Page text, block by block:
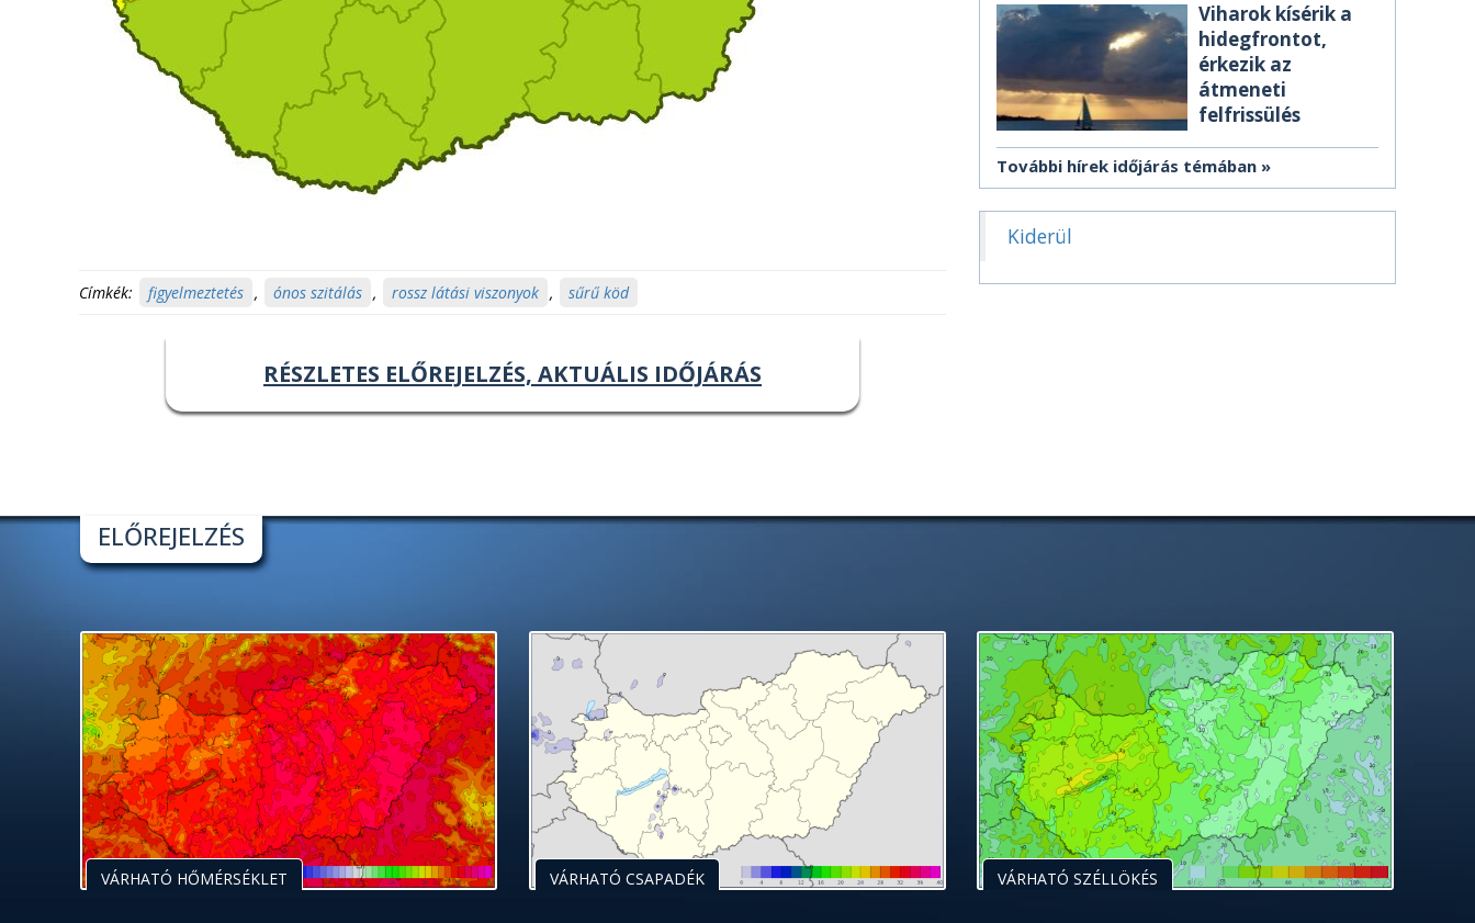
Címkék: figyelmeztetés , ónos szitálás , rossz látási viszonyok , sűrű köd
RÉSZLETES ELŐREJELZÉS, AKTUÁLIS IDŐJÁRÁS
Viharok kísérik a
hidegfrontot,
érkezik az
átmeneti
felfrissülés
További hírek időjárás témában
Kiderül
ELŐREJELZÉS
VÁRHATÓ HŐMÉRSÉKLET VÁRHATÓ CSAPADÉK VÁRHATÓ SZÉLLÖKÉS